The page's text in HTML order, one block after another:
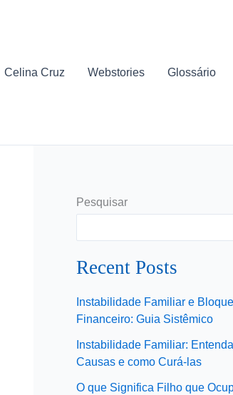
Celina Cruz Webstories Glossário
Pesquisar
Recent Posts
Instabilidade Familiar e
Financeiro: Guia Sistêmico
Instabilidade Familiar:
Causas e como Curá-las
O que Significa Filho que